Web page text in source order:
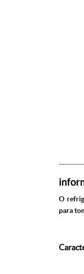
O
para